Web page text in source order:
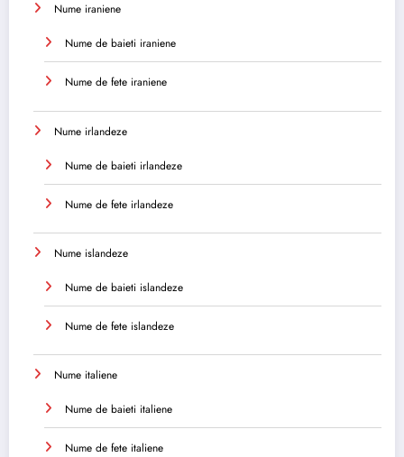
Nume iraniene
Nume de baieti iraniene
Nume de fete iraniene
Nume irlandeze
Nume de baieti irlandeze
Nume de fete irlandeze
Nume islandeze
Nume de baieti islandeze
Nume de fete islandeze
Nume italiene
Nume de baieti italiene
Nume de fete italiene